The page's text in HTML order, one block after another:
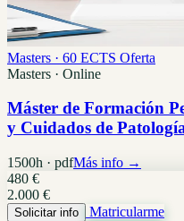
Masters · 60 ECTS Oferta
Masters · Online
Máster de Formación
y Cuidados de
1500h · pdfMás info →
480 €
2.000 €
Solicitar info Matricularme